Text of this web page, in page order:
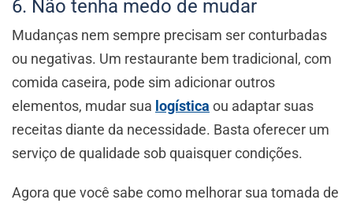
6. Não tenha medo de mudar
Mudanças nem sempre precisam ser conturbadas
ou negativas. Um restaurante bem tradicional, com
comida caseira, pode sim adicionar outros
elementos, mudar sua logística ou adaptar suas
receitas diante da necessidade. Basta oferecer um
serviço de qualidade sob quaisquer condições.
Agora que você sabe como melhorar sua tomada de